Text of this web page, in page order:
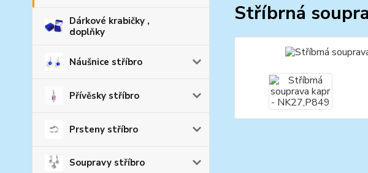
Dárkové krabičky ,
doplňky
Náušnice stříbro
Přívěsky stříbro
Prsteny stříbro
Soupravy stříbro
Stříbrná